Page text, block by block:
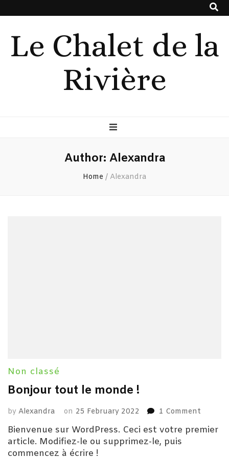
Le Chalet de la
Rivière
Author: Alexandra
Home / Alexandra
Non classé
Bonjour tout le monde !
by Alexandra on 25 February 2022 1 Comment
tout
Bienvenue sur WordPress. Ceci est votre premier
article. Modifiez-le ou supprimez-le, puis
commencez à écrire !